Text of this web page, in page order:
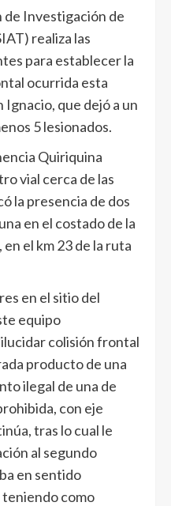
de Investigación de
realiza las
para establecer la
ocurrida esta
Ignacio, que dejó a un
5 lesionados.
Quiriquina
vial cerca de las
la presencia de dos
en el costado de la
el km 23 de la ruta
en el sitio del
equipo
colisión frontal
producto de una
ilegal de una de
con eje
tras lo cual le
al segundo
en sentido
como